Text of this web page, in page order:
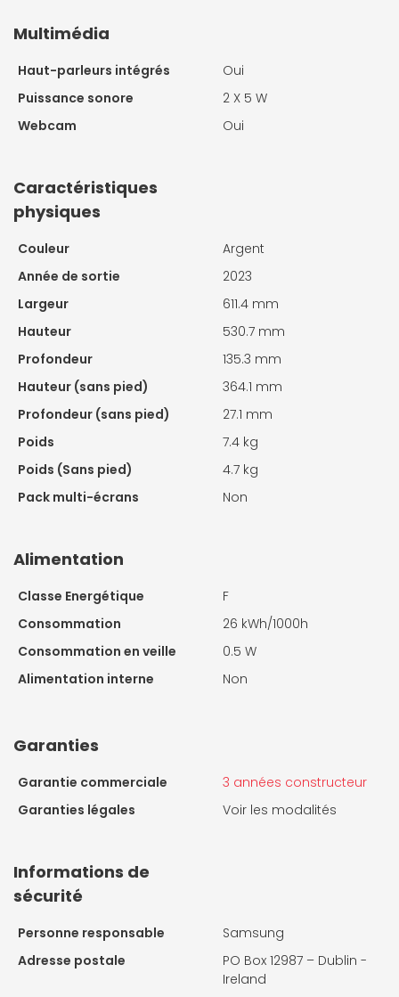
Multimédia
Haut-parleurs intégrés
Oui
Puissance sonore
2 X 5 W
Webcam
Oui
Caractéristiques
physiques
Couleur
Argent
Année de sortie
2023
Largeur
611.4 mm
Hauteur
530.7 mm
Profondeur
135.3 mm
Hauteur (sans pied)
364.1 mm
Profondeur (sans pied)
27.1 mm
Poids
7.4 kg
Poids (Sans pied)
4.7 kg
Pack multi-écrans
Non
Alimentation
Classe Energétique
F
Consommation
26 kWh/1000h
Consommation en veille
0.5 W
Alimentation interne
Non
Garanties
Garantie commerciale
3 années constructeur
Garanties légales
Voir les modalités
Informations de
sécurité
Personne responsable
Samsung
Adresse postale
PO Box 12987 – Dublin -
Ireland